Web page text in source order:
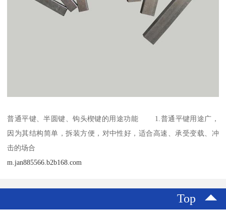
普通平键、半圆键、钩头楔键的用途功能 1.普通平键用途广，
因为其结构简单，拆装方便，对中性好，适合高速、承受变载、冲
击的场合
m.jan885566.b2b168.com
Top